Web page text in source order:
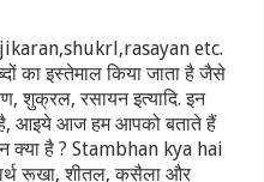
etc.
का इस्तेमाल किया जाता है जैसे
शुक्रल, रसायन इत्यादि. इन
आइये आज हम आपको बताते हैं
क्या है ? Stambhan kya hai
रूखा, शीतल, कसैला और